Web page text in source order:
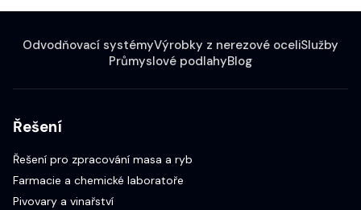
Odvodňovací systémyVýrobky z nerezové oceliSlužby
Průmyslové podlahyBlog
Řešení
Řešení pro zpracování masa a ryb
Farmacie a chemické laboratoře
Pivovary a vinařství